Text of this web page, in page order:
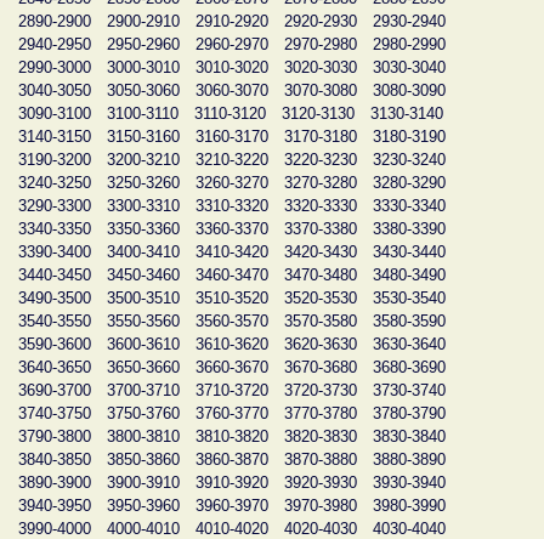
2890-2900
2900-2910 2910-2920 2920-2930
2930-2940
2940-2950
2950-2960 2960-2970 2970-2980
2980-2990
2990-3000
3000-3010 3010-3020 3020-3030
3030-3040
3040-3050
3050-3060 3060-3070 3070-3080
3080-3090
3090-3100
3100-3110 3110-3120 3120-3130
3130-3140
3140-3150
3150-3160 3160-3170 3170-3180
3180-3190
3190-3200
3200-3210 3210-3220 3220-3230
3230-3240
3240-3250
3250-3260 3260-3270 3270-3280
3280-3290
3290-3300
3300-3310 3310-3320 3320-3330
3330-3340
3340-3350
3350-3360 3360-3370 3370-3380
3380-3390
3390-3400
3400-3410 3410-3420 3420-3430
3430-3440
3440-3450
3450-3460 3460-3470 3470-3480
3480-3490
3490-3500
3500-3510 3510-3520 3520-3530
3530-3540
3540-3550
3550-3560 3560-3570 3570-3580
3580-3590
3590-3600
3600-3610 3610-3620 3620-3630
3630-3640
3640-3650
3650-3660 3660-3670 3670-3680
3680-3690
3690-3700
3700-3710 3710-3720 3720-3730
3730-3740
3740-3750
3750-3760 3760-3770 3770-3780
3780-3790
3790-3800
3800-3810 3810-3820 3820-3830
3830-3840
3840-3850
3850-3860 3860-3870 3870-3880
3880-3890
3890-3900
3900-3910 3910-3920 3920-3930
3930-3940
3940-3950
3950-3960 3960-3970 3970-3980
3980-3990
3990-4000
4000-4010 4010-4020 4020-4030
4030-4040